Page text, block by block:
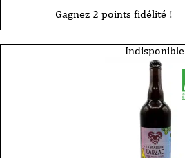
Gagnez 2 points fidélité !
Indisponible